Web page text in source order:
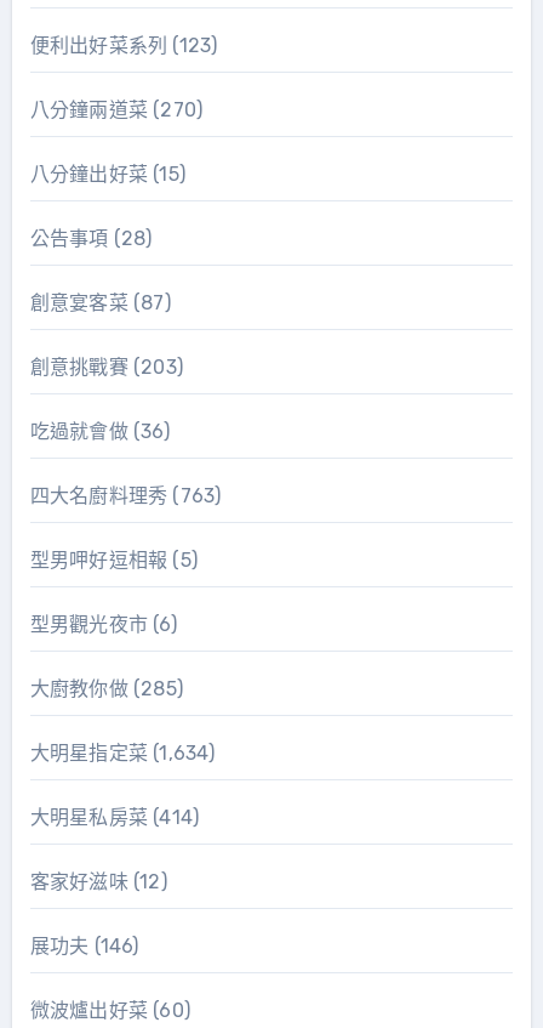
便利出好菜系列 (123)
八分鐘兩道菜 (270)
八分鐘出好菜 (15)
公告事項 (28)
創意宴客菜 (87)
創意挑戰賽(203)
吃過就會做(36)
四大名廚料理秀 (763)
型男呷好逗相報 (5)
型男觀光夜市(6)
大廚教你做(285)
大明星指定菜 (1,634)
大明星私房菜 (414)
客家好滋味(12)
展功夫 (146)
微波爐出好菜 (60)